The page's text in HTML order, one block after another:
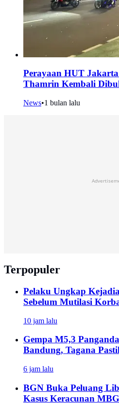
Perayaan HUT
Thamrin Kembali
News•1 bulan lalu
Terpopuler
Pelaku Ungkap
Sebelum Mutilasi
10 jam lalu
Gempa M5,3
Bandung, Tagana
6 jam lalu
BGN Buka Peluang
Kasus Keracunan MBG